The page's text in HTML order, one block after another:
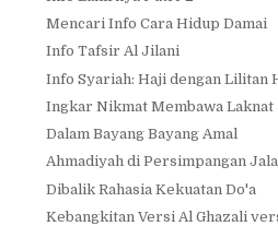
Mencari Info Cara Hidup Damai
Info Tafsir Al Jilani
Info Syariah: Haji dengan Lilitan
Ingkar Nikmat Membawa Laknat
Dalam Bayang Bayang Amal
Ahmadiyah di Persimpangan
Dibalik Rahasia Kekuatan Do'a
Kebangkitan Versi Al Ghazali